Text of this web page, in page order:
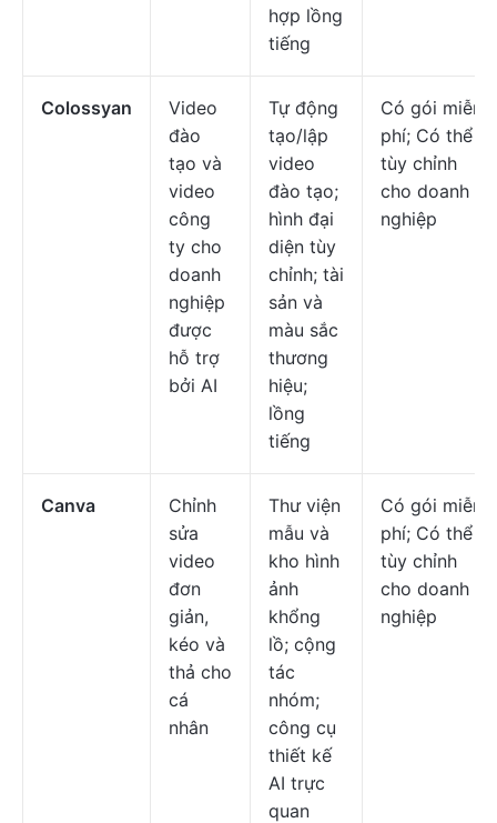
hợp lồng
tiếng
Colossyan
Video
đào
tạo và
video
công
ty cho
doanh
nghiệp
được
hỗ trợ
bởi AI
Tự động
tạo/lập
video
đào tạo;
hình đại
diện tùy
chỉnh; tài
sản và
màu sắc
thương
hiệu;
lồng
tiếng
Có gói miễn
phí; Có thể
tùy chỉnh
cho doanh
nghiệp
Canva
Chỉnh
sửa
video
đơn
giản,
kéo và
thả cho
cá
nhân
Thư viện
mẫu và
kho hình
ảnh
khổng
lồ; cộng
tác
nhóm;
công cụ
thiết kế
AI trực
quan
Có gói miễn
phí; Có thể
tùy chỉnh
cho doanh
nghiệp